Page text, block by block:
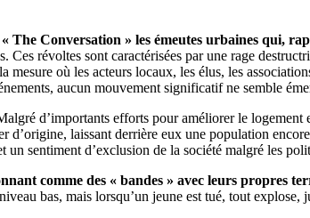
Conversation » les émeutes urbaines qui,
révoltes sont caractérisées par une rage
où les acteurs locaux, les élus, les
aucun mouvement significatif ne semble
d’importants efforts pour améliorer le
d’origine, laissant derrière eux une population
sentiment d’exclusion de la société malgré les
comme des « bandes » avec leurs propres
bas, mais lorsqu’un jeune est tué, tout